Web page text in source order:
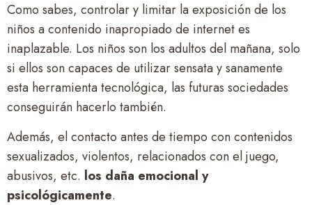
Como sabes, controlar y limitar la exposición de los
niños a contenido inapropiado de internet es
inaplazable. Los niños son los adultos del mañana, solo
si ellos son capaces de utilizar sensata y sanamente
esta herramienta tecnológica, las futuras sociedades
conseguirán hacerlo también.
Además, el contacto antes de tiempo con contenidos
sexualizados, violentos, relacionados con el juego,
abusivos, etc. los daña emocional y
psicológicamente.